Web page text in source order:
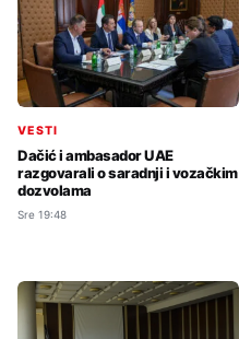
VESTI
Dačić i ambasador UAE
razgovarali o saradnji i vozačkim
dozvolama
Sre 19:48